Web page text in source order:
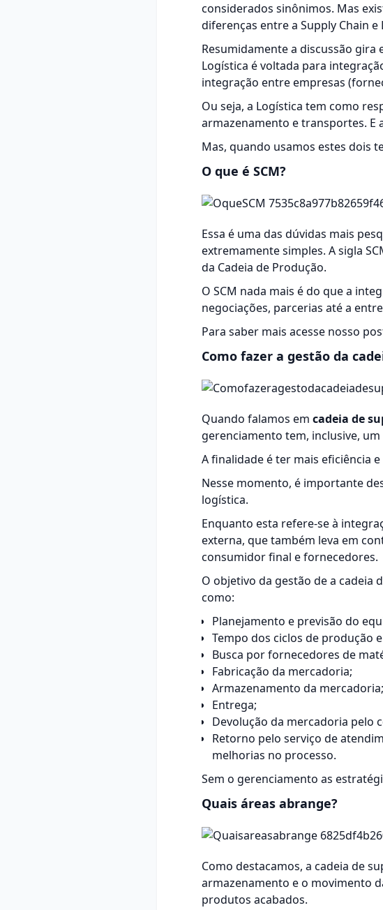
considerados sinônimos. Mas
diferenças entre a Supply Chain e
Resumidamente a discussão gira
Logística é voltada para
integração entre empresas
Ou seja, a Logística tem como
armazenamento e transportes. E
Mas, quando usamos estes dois
O que é SCM?
Essa é uma das dúvidas mais
extremamente simples. A sigla
da Cadeia de Produção.
O SCM nada mais é do que a
negociações, parcerias até a
Para saber mais acesse nosso
Como fazer a gestão da
Quando falamos em cadeia de
gerenciamento tem, inclusive,
A finalidade é ter mais eficiência
Nesse momento, é importante
logística.
Enquanto esta refere-se à
externa, que também leva em
consumidor final e fornecedores.
O objetivo da gestão de a
como:
Planejamento e previsão do
Tempo dos ciclos de produção
Busca porfornecedores de
Fabricação da mercadoria;
Armazenamento da mercadoria;
Entrega;
Devolução da mercadoria pelo
Retorno pelo serviço de
melhorias no processo.
Sem o gerenciamento as
Quais áreas abrange?
Como destacamos, a cadeia de
armazenamento e o movimento
produtos acabados.